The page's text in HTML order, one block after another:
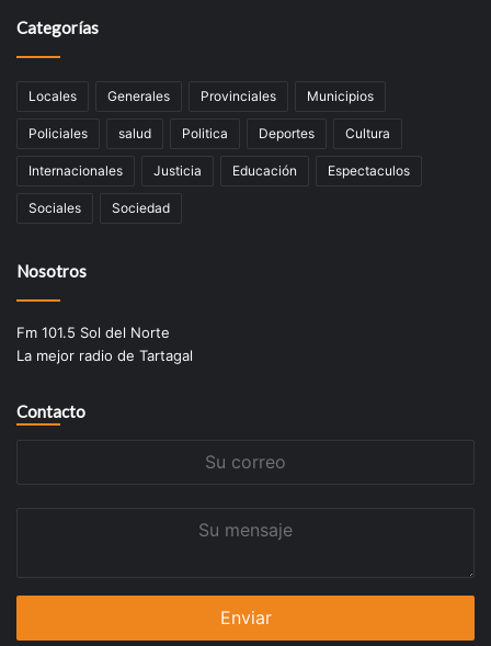
Categorías
Locales Generales Provinciales Municipios
Policiales salud Politica Deportes Cultura
Internacionales Justicia Educación Espectaculos
Sociales Sociedad
Nosotros
Fm 101.5 Sol del Norte
La mejor radio de Tartagal
Contacto